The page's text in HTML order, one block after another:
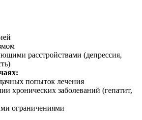
расстройствами (депрессия,
попыток лечения
хронических заболеваний (гепатит,
ограничениями